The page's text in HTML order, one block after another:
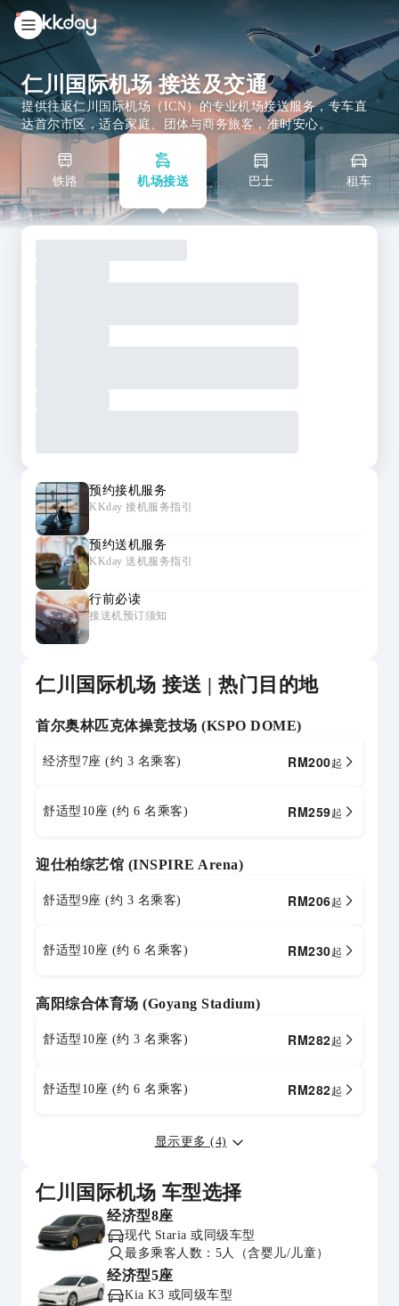
unread
notifications
仁川国际机场 接送及交通
提供往返仁川国际机场（ICN）的专业机场接送服务，专车直
达首尔市区，适合家庭、团体与商务旅客，准时安心。
铁路 机场接送 巴士 租车
预约接机服务
KKday 接机服务指引
预约送机服务
KKday 送机服务指引
行前必读
接送机预订须知
仁川国际机场 接送 | 热门目的地
首尔奥林匹克体操竞技场 (KSPO DOME)
经济型7座 (约 3 名乘客) RM200起
舒适型10座 (约 6 名乘客) RM259起
迎仕柏综艺馆 (INSPIRE Arena)
舒适型9座 (约 3 名乘客) RM206起
舒适型10座 (约 6 名乘客) RM230起
高阳综合体育场 (Goyang Stadium)
舒适型10座 (约 3 名乘客) RM282起
舒适型10座 (约 6 名乘客) RM282起
显示更多 (4)
仁川国际机场 车型选择
经济型8座
现代 Staria 或同级车型
最多乘客人数：5人（含婴儿/儿童）
经济型5座
Kia K3 或同级车型